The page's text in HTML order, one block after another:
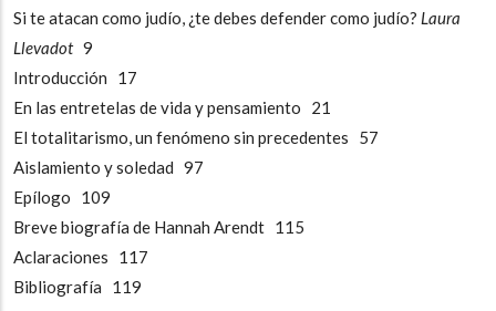
Si te atacan como judío, ¿te debes defender como judío? Laura
Llevadot 9
Introducción 17
En las entretelas de vida y pensamiento 21
El totalitarismo, un fenómeno sin precedentes 57
Aislamiento y soledad 97
Epílogo 109
Breve biografía de Hannah Arendt 115
Aclaraciones 117
Bibliografía 119